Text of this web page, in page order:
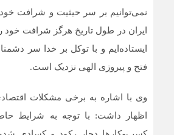
نمی‌توانیم بر سر حیثیت و شرافت
ایران در طول تاریخ هرگز شرافت خود
ایستاده‌ایم و با توکل بر خدا سر
فتح و پیروزی الهی نزدیک است.
وی با اشاره به برخی مشکلات
اظهار داشت: با توجه به شرایط